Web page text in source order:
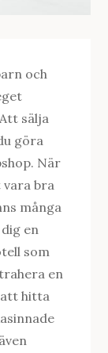
och
sälja
göra
När
bra
många
dig en
som
en
hitta